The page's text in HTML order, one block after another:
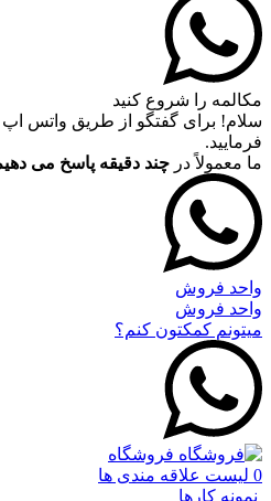
مکالمه را شروع کنید
سلام! برای گفتگو از طریق واتس اپ
فرمایید.
ما معمولاً در چند دقیقه پاسخ می
واحد فروش
واحد فروش
میتونم کمکتون کنم؟
فروشگاه
0 لیست علاقه مندی ها
نمونه کارها